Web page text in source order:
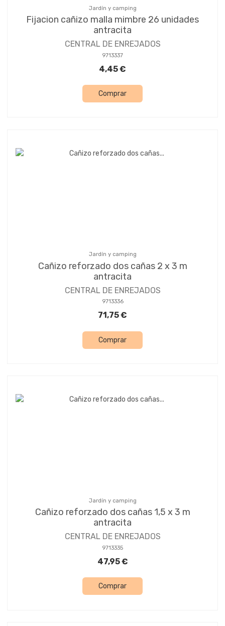
Jardín y camping
Fijacion cañizo malla mimbre 26 unidades
antracita
CENTRAL DE ENREJADOS
9713337
4,45 €
Comprar
Jardín y camping
Cañizo reforzado dos cañas 2 x 3 m
antracita
CENTRAL DE ENREJADOS
9713336
71,75 €
Comprar
Jardín y camping
Cañizo reforzado dos cañas 1,5 x 3 m
antracita
CENTRAL DE ENREJADOS
9713335
47,95 €
Comprar